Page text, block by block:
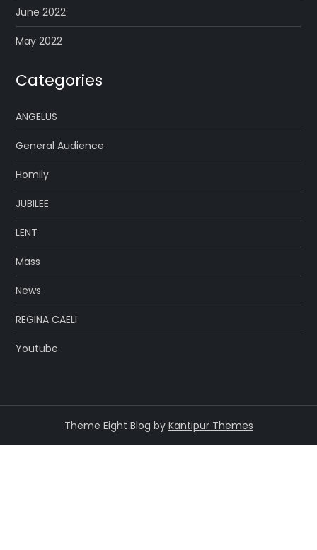
June 2022
May 2022
Categories
ANGELUS
General Audience
Homily
JUBILEE
LENT
Mass
News
REGINA CAELI
Youtube
Theme Eight Blog by Kantipur Themes